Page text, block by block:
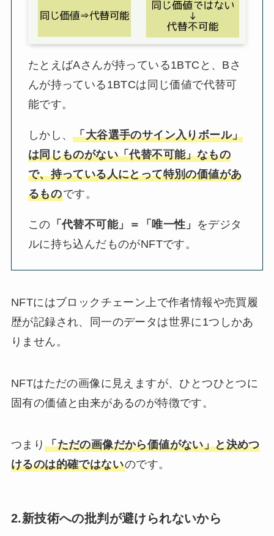
たとえばAさんが持っている1BTCと、Bさ
んが持っている1BTCは同じ価値で代替可
能です。
しかし、「大谷選手のサイン入りボール」
は同じものがない「代替不可能」なもの
で、持っている人にとって特別の価値があ
るものです。
この 「代替不可能」＝「唯一性」
をデジタ
ルに持ち込んだものがNFTです。
NFTにはブロックチェーン上で作者情報や売買履
歴が記録され、同一のデータは世界に1つしかあ
りません。
NFTはただの画像に見えますが、ひとつひとつに
固有の価値と由来があるのが特徴です。
つまり「ただの画像だから価値がない」と決めつ
けるのは的確ではないのです。
2.新技術への批判が避けられないから